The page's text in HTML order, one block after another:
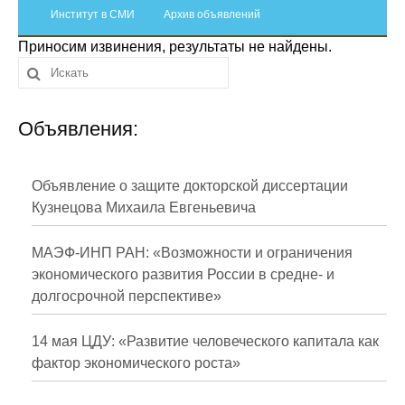
Отчетность
Противодействие коррупции
Материалы для СМИ
Публикации
Научная жизнь
Проблемы прогнозирования
О журнале
Номера журналов
Институт в СМИ Архив объявлений
Приносим извинения, результаты не найдены.
Объявления:
Объявление о защите докторской диссертации
Кузнецова Михаила Евгеньевича
МАЭФ-ИНП РАН: «Возможности и ограничения
экономического развития России в средне- и
долгосрочной перспективе»
14 мая ЦДУ: «Развитие человеческого капитала как
фактор экономического роста»